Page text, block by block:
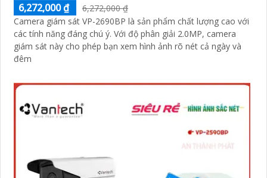
6,272,000 ₫
6,272,000 ₫
Camera giám sát VP-2690BP là sản phẩm chất lượng cao với
các tính năng đáng chú ý. Với độ phân giải 2.0MP, camera
giám sát này cho phép bạn xem hình ảnh rõ nét cả ngày và
đêm